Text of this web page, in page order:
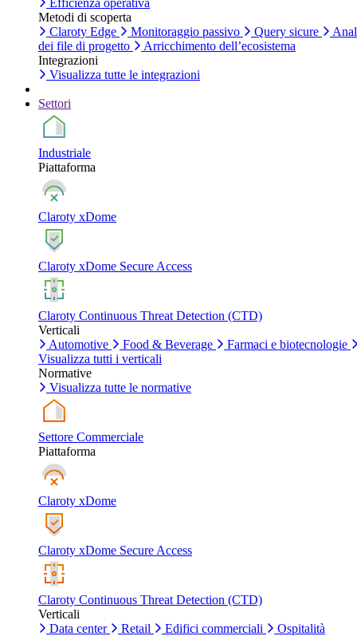
Efficienza operativa
Metodi di scoperta
Claroty Edge
Monitoraggio passivo Query sicure
dei file di progetto
Arricchimento dell’ecosistema
Integrazioni
Visualizza tutte le integrazioni
Settori
Industriale
Piattaforma
Claroty xDome
Claroty xDome Secure Access
Claroty Continuous Threat Detection (CTD)
Verticali
Automotive
Food & Beverage
Farmaci e biotecnologie
Visualizza tutti i verticali
Normative
Visualizza tutte le normative
Settore Commerciale
Piattaforma
Claroty xDome
Claroty xDome Secure Access
Claroty Continuous Threat Detection (CTD)
Verticali
Data center
Retail Edifici commerciali Ospitalità